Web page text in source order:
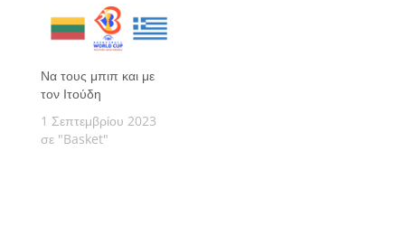
Να τους μπιπ και με
τον Ιτούδη
1 Σεπτεμβρίου 2023
σε "Basket"